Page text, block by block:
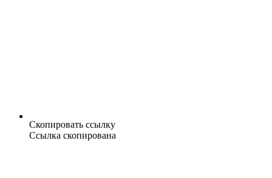
Скопировать ссылку
Ссылка скопирована